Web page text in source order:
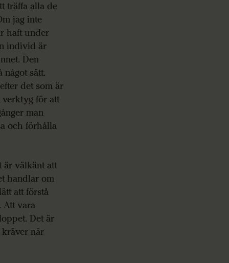
träffa alla de
jag inte
haft under
individ är
Den
sätt.
det som är
verktyg för att
man
och förhålla
är välkänt att
handlar om
att förstå
Att vara
Det är
när